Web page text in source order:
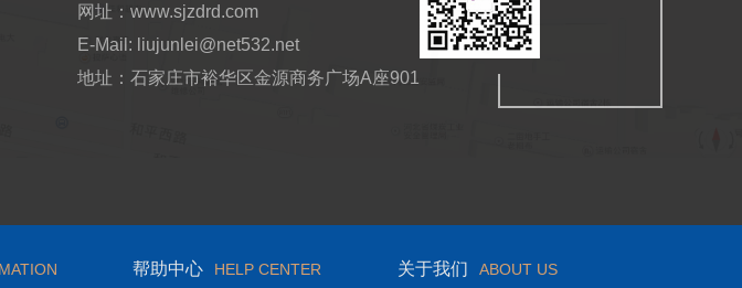
网址：www.sjzdrd.com
E-Mail: liujunlei@net532.net
地址：石家庄市裕华区金源商务广场A座901
帮助中心 HELP CENTER 关于我们 ABOUT US